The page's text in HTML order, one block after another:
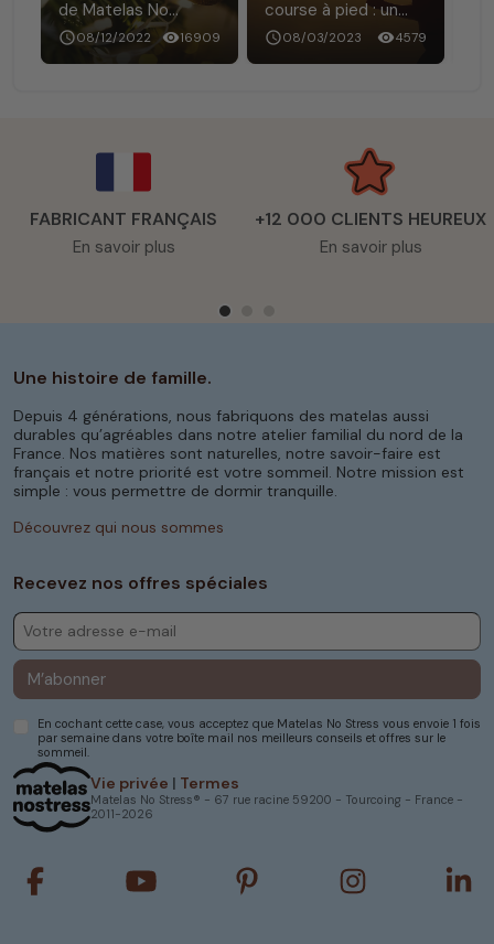
de Matelas No
Stress, pour un noël
made in France
schedule08/12/2022 visibility16909
course à pied : un
duo gagnant
schedule08/03/2023 visibility4579
FABRICANT FRANÇAIS
En savoir plus
+12 000 CLIENTS HEUREUX
En savoir plus
Vie privée | Termes
Matelas No Stress® - 67 rue racine 59200 - Tourcoing - France -
2011-2026
Une histoire de famille.
Depuis 4 générations, nous fabriquons des matelas aussi
durables qu’agréables dans notre atelier familial du nord de la
France. Nos matières sont naturelles, notre savoir-faire est
français et notre priorité est votre sommeil. Notre mission est
simple : vous permettre de dormir tranquille.
Découvrez qui nous sommes
Recevez nos offres spéciales
M’abonner
En cochant cette case, vous acceptez que Matelas No Stress vous envoie 1 fois
par semaine dans votre boîte mail nos meilleurs conseils et offres sur le
sommeil.